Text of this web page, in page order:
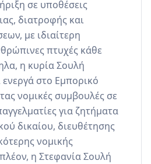
σε υποθέσεις
διατροφής και
με ιδιαίτερη
πτυχές κάθε
η κυρία Σουλή
ενεργά στο Εμπορικό
νομικές συμβουλές σε
για ζητήματα
δικαίου, διευθέτησης
νομικής
η Στεφανία Σουλή